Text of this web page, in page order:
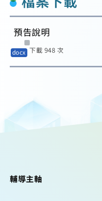
預告說明
docx 下載 948 次
輔導主軸